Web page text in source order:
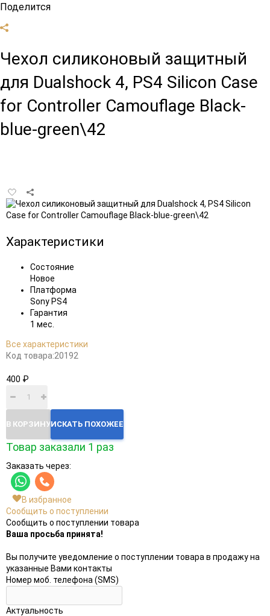
Поделится
Чехол силиконовый защитный
для Dualshock 4, PS4 Silicon Case
for Controller Camouflage Black-
blue-green\42
Добавить
в
избранное
Характеристики
Состояние
Новое
Платформа
Sony PS4
Гарантия
1 мес.
Все характеристики
Код товара:20192
400 ₽
В КОРЗИНУИСКАТЬ ПОХОЖЕЕ
Товар заказали 1 раз
Заказать через:
В избранное
Сообщить о поступлении
Сообщить о поступлении товара
Ваша просьба принята!
Вы получите уведомление о поступлении товара в продажу на
указанные Вами контакты
Номер моб. телефона (SMS)
Актуальность